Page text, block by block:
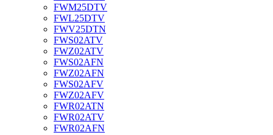
FWM25DTV
FWL25DTV
FWV25DTN
FWS02ATV
FWZ02ATV
FWS02AFN
FWZ02AFN
FWS02AFV
FWZ02AFV
FWR02ATN
FWR02ATV
FWR02AFN